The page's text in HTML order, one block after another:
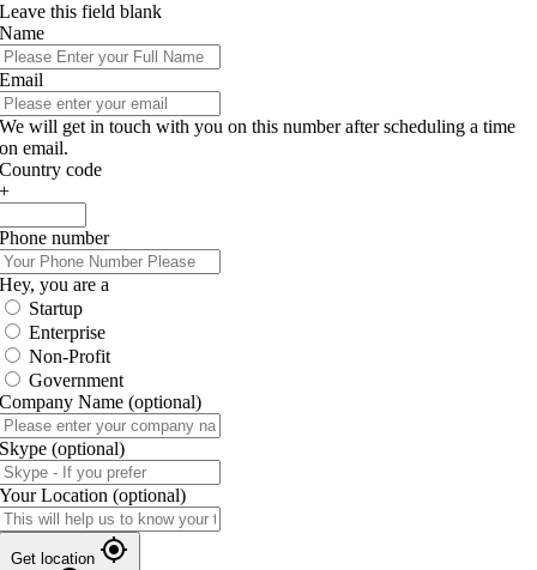
Leave this field blank
Name
Email
We will get in touch with you on this number after scheduling a time
on email.
Country code
+
Phone number
Hey, you are a
Startup
Enterprise
Non-Profit
Government
Company Name (optional)
Skype (optional)
Your Location (optional)
Get location